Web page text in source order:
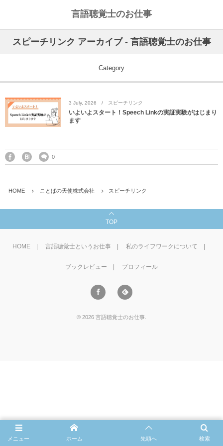
言語聴覚士のお仕事
スピーチリンク アーカイブ - 言語聴覚士のお仕事
Category
3 July, 2026 スピーチリンク
いよいよスタート！Speech Linkの実証実験がはじまり
ます
0
HOME ことばの天使株式会社 スピーチリンク
TOP
HOME 言語聴覚士というお仕事 私のライフワークについて
ブックレビュー プロフィール
© 2026 言語聴覚士のお仕事
メニュー
高次脳機能障害
失語症
嚥下障害
脳に何かがあったとき
私のキャリアストーリー
ワーキングマザーの知恵
私の行動を変えた本
乾物のおかず
お豆
検索
ホーム 先頭へ